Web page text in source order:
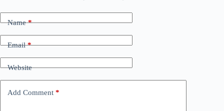
Name*
Email*
Website
Add Comment *